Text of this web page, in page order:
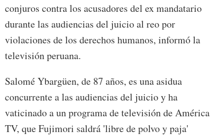
conjuros contra los acusadores del ex mandatario
durante las audiencias del juicio al reo por
violaciones de los derechos humanos, informó la
televisión peruana.
Salomé Ybargüen, de 87 años, es una asidua
concurrente a las audiencias del juicio y ha
vaticinado a un programa de televisión de América
TV, que Fujimori saldrá 'libre de polvo y paja'